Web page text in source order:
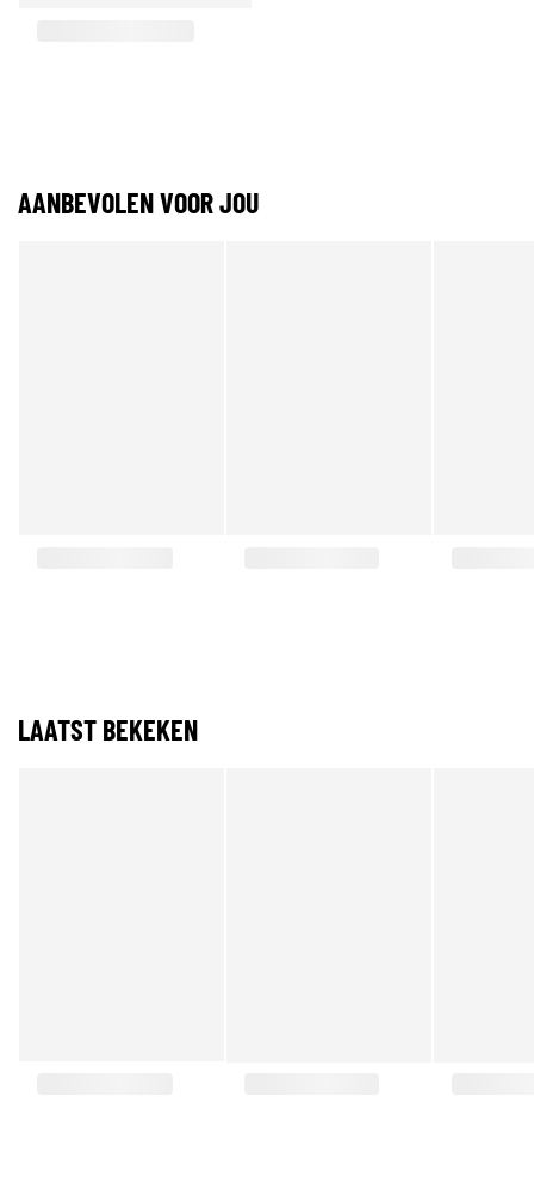
AANBEVOLEN VOOR JOU
LAATST BEKEKEN